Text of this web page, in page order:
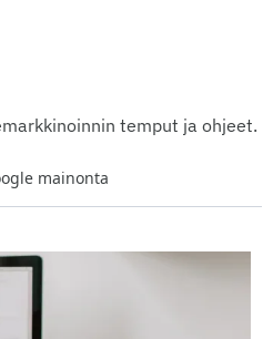
temput ja ohjeet.
mainonta